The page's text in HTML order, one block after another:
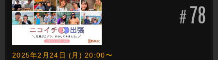
#78
2025年2月24日 (月) 20:00〜